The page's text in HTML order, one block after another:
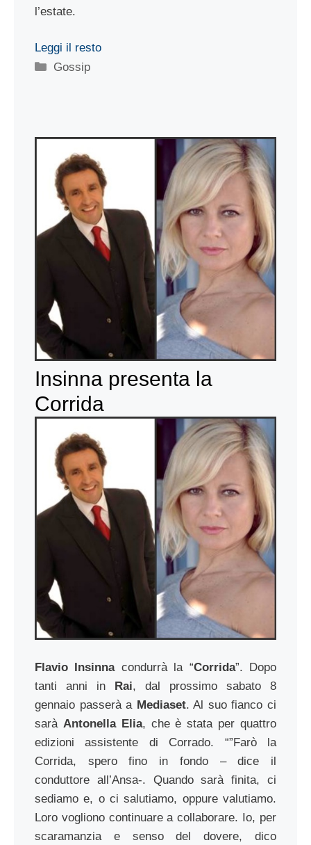
l’estate.
Leggi il resto
Categorie
Gossip
Insinna presenta la
Corrida
Flavio Insinna condurrà la “Corrida”. Dopo
tanti anni in Rai, dal prossimo sabato 8
gennaio passerà a Mediaset. Al suo fianco ci
sarà Antonella Elia, che è stata per quattro
edizioni assistente di Corrado. “”Farò la
Corrida, spero fino in fondo – dice il
conduttore all’Ansa-. Quando sarà finita, ci
sediamo e, o ci salutiamo, oppure valutiamo.
Loro vogliono continuare a collaborare. Io, per
scaramanzia e senso del dovere, dico